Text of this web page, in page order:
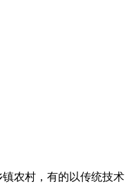
农村，有的以传统技术